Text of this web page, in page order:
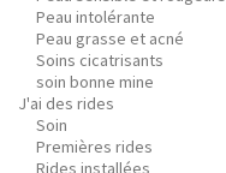
Peau intolérante
Peau grasse et acné
Soins cicatrisants
soin bonne mine
J'ai des rides
Soin
Premières rides
Rides installées